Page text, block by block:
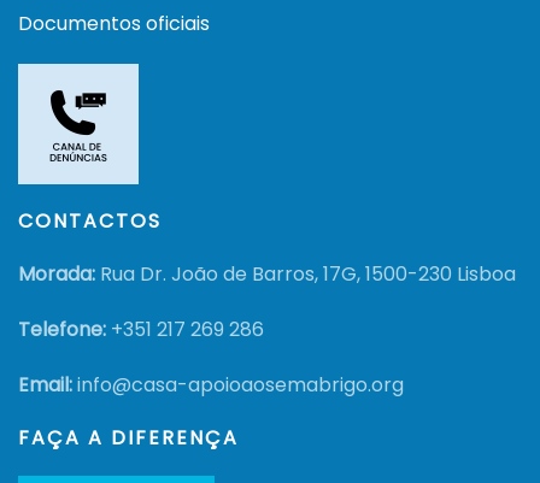
Documentos oficiais
CONTACTOS
Morada: Rua Dr. João de Barros, 17G, 1500-230 Lisboa
Telefone: +351 217 269 286
Email:info@casa-apoioaosemabrigo.org
FAÇA A DIFERENÇA